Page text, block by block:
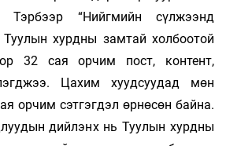
Тэрбээр “Нийгмийн сүлжээнд
Туулын хурдны замтай холбоотой
32 сая орчим пост, контент,
Цахим хуудсуудад мөн
орчим сэтгэгдэл өрнөсөн байна.
дийлэнх нь Туулын хурдны